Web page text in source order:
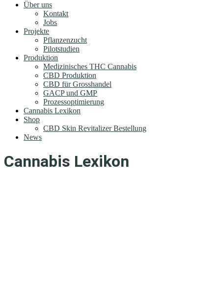
Über uns
Kontakt
Jobs
Projekte
Pflanzenzucht
Pilotstudien
Produktion
Medizinisches THC Cannabis
CBD Produktion
CBD für Grosshandel
GACP und GMP
Prozessoptimierung
Cannabis Lexikon
Shop
CBD Skin Revitalizer Bestellung
News
Cannabis Lexikon